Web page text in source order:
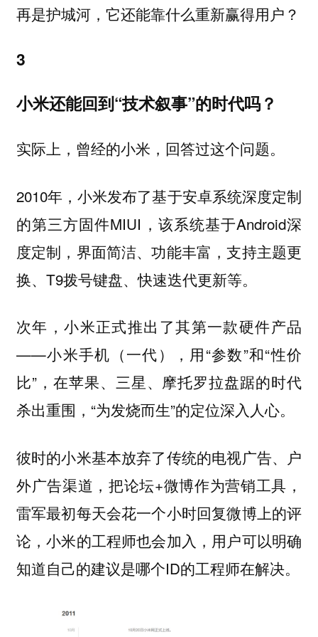
再是护城河，它还能靠什么重新赢得用户？
3
小米还能回到“技术叙事”的时代吗？
实际上，曾经的小米，回答过这个问题。
2010年，小米发布了基于安卓系统深度定制
的第三方固件MIUI，该系统基于Android深
度定制，界面简洁、功能丰富，支持主题更
换、T9拨号键盘、快速迭代更新等。
次年，小米正式推出了其第一款硬件产品
——小米手机（一代），用“参数”和“性价
比”，在苹果、三星、摩托罗拉盘踞的时代
杀出重围，“为发烧而生”的定位深入人心。
彼时的小米基本放弃了传统的电视广告、户
外广告渠道，把论坛+微博作为营销工具，
雷军最初每天会花一个小时回复微博上的评
论，小米的工程师也会加入，用户可以明确
知道自己的建议是哪个ID的工程师在解决。